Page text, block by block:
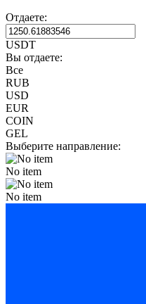
Отдаете:
USDT
Вы отдаете:
Все
RUB
USD
EUR
COIN
GEL
Выберите направление:
No item
No item